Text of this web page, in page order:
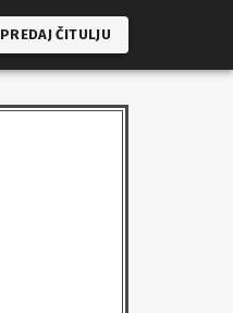
PREDAJ ČITULJU